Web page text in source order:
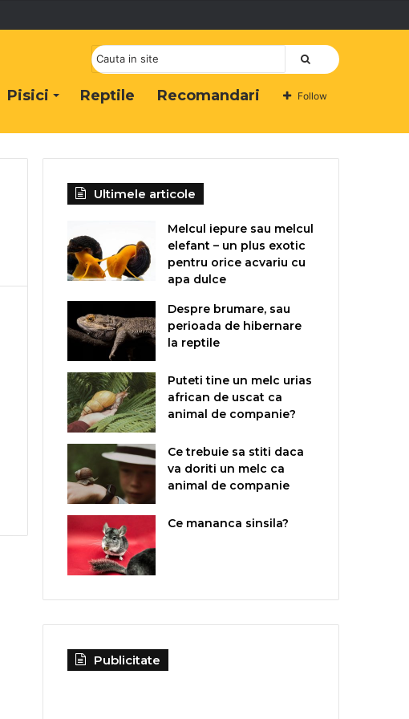
Cauta
Pisici Reptile Recomandari Follow
Ultimele articole
Melcul iepure sau melcul
elefant – un plus exotic
pentru orice acvariu cu
apa dulce
Despre brumare, sau
perioada de hibernare
la reptile
Puteti tine un melc urias
african de uscat ca
animal de companie?
Ce trebuie sa stiti daca
va doriti un melc ca
animal de companie
Ce mananca sinsila?
Publicitate